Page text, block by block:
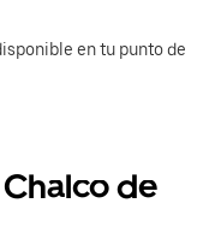
en tu punto de
de